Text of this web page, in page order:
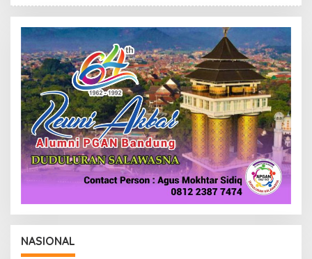
E
H
R
D
A
I
NASIONAL